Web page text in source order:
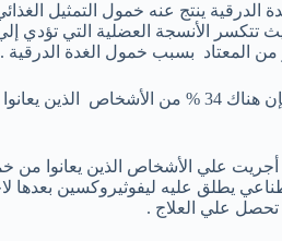
الدرقية ينتج عنه خمول التمثيل
المعتاد بسبب خمول الغدة الدرقية .
بالإضافة إلي ذلك فإن هناك 34 % من
علي الأشخاص الذين يعانوا من
يطلق عليه ليفوثيروكسين
تحصل علي العلاج .